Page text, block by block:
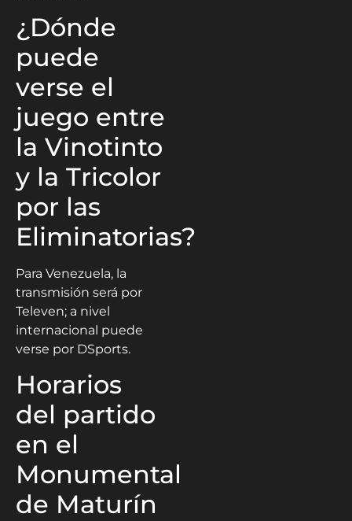
¿Dónde
puede
verse el
juego entre
la Vinotinto
y la Tricolor
por las
Eliminatorias?
Para Venezuela, la
transmisión será por
Televen; a nivel
internacional puede
verse por DSports.
Horarios
del partido
en el
Monumental
de Maturín